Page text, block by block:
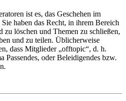
ist es, das Geschehen im
haben das Recht, in ihrem Bereich
zu löschen und Themen zu schließen,
und zu teilen. Üblicherweise
dass Mitglieder „offtopic“, d. h.
Passendes, oder Beleidigendes bzw.